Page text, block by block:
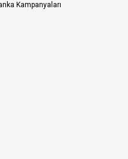
Kampanyaları